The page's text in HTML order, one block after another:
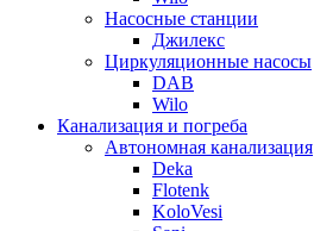
Насосные станции
Джилекс
Циркуляционные насосы
DAB
Wilo
Канализация и погреба
Автономная канализация
Deka
Flotenk
KoloVesi